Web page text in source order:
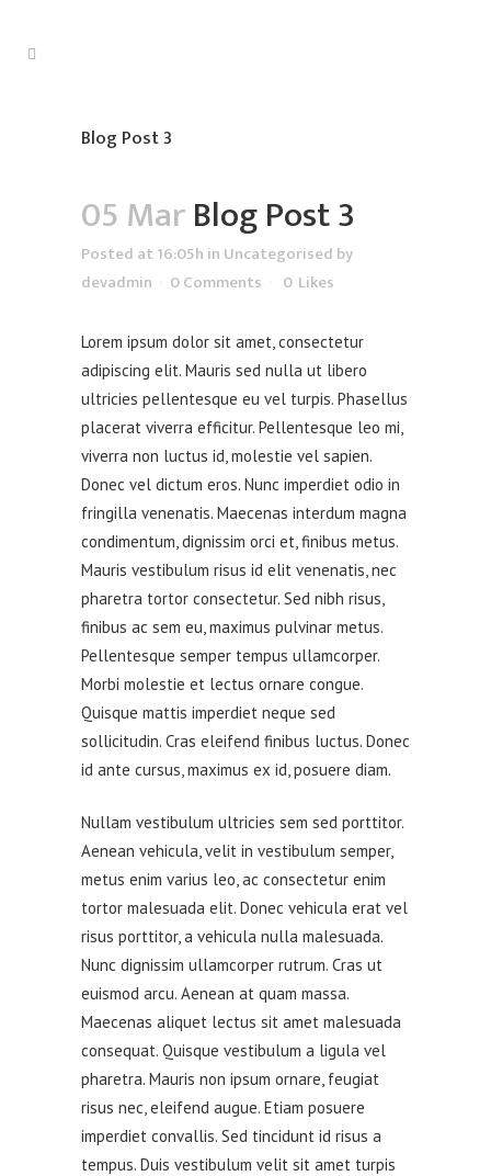
Blog Post 3
05 MarBlog Post 3
Posted at 16:05h in Uncategorised by
devadmin
0 Comments 0 Likes
Lorem ipsum dolor sit amet, consectetur
adipiscing elit. Mauris sed nulla ut libero
ultricies pellentesque eu vel turpis. Phasellus
placerat viverra efficitur. Pellentesque leo mi,
viverra non luctus id, molestie vel sapien.
Donec vel dictum eros. Nunc imperdiet odio in
fringilla venenatis. Maecenas interdum magna
condimentum, dignissim orci et, finibus metus.
Mauris vestibulum risus id elit venenatis, nec
pharetra tortor consectetur. Sed nibh risus,
finibus ac sem eu, maximus pulvinar metus.
Pellentesque semper tempus ullamcorper.
Morbi molestie et lectus ornare congue.
Quisque mattis imperdiet neque sed
sollicitudin. Cras eleifend finibus luctus. Donec
id ante cursus, maximus ex id, posuere diam.
Nullam vestibulum ultricies sem sed porttitor.
Aenean vehicula, velit in vestibulum semper,
metus enim varius leo, ac consectetur enim
tortor malesuada elit. Donec vehicula erat vel
risus porttitor, a vehicula nulla malesuada.
Nunc dignissim ullamcorper rutrum. Cras ut
euismod arcu. Aenean at quam massa.
Maecenas aliquet lectus sit amet malesuada
consequat. Quisque vestibulum a ligula vel
pharetra. Mauris non ipsum ornare, feugiat
risus nec, eleifend augue. Etiam posuere
imperdiet convallis. Sed tincidunt id risus a
tempus. Duis vestibulum velit sit amet turpis